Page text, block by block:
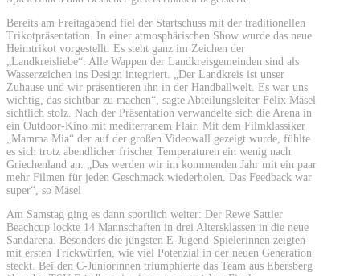
Bereits am Freitagabend fiel der Startschuss mit der traditionellen
Trikotpräsentation. In einer atmosphärischen Show wurde das neue
Heimtrikot vorgestellt. Es steht ganz im Zeichen der
„Landkreisliebe“: Alle Wappen der Landkreisgemeinden sind als
Wasserzeichen ins Design integriert. „Der Landkreis ist unser
Zuhause und wir präsentieren ihn in der Handballwelt. Es war uns
wichtig, das sichtbar zu machen“, sagte Abteilungsleiter Felix Mäsel
sichtlich stolz. Nach der Präsentation verwandelte sich die Arena in
ein Outdoor-Kino mit mediterranem Flair. Mit dem Filmklassiker
„Mamma Mia“ der auf der großen Videowall gezeigt wurde, fühlte
es sich trotz abendlicher frischer Temperaturen ein wenig nach
Griechenland an. „Das werden wir im kommenden Jahr mit ein paar
mehr Filmen für jeden Geschmack wiederholen. Das Feedback war
super“, so Mäsel
Am Samstag ging es dann sportlich weiter: Der Rewe Sattler
Beachcup lockte 14 Mannschaften in drei Altersklassen in die neue
Sandarena. Besonders die jüngsten E-Jugend-Spielerinnen zeigten
mit ersten Trickwürfen, wie viel Potenzial in der neuen Generation
steckt. Bei den C-Juniorinnen triumphierte das Team aus Ebersberg